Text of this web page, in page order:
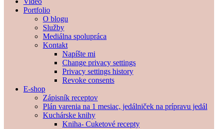
Portfolio
O blogu
Služby
Mediálna spolupráca
Kontakt
Napíšte mi
Change privacy settings
Privacy settings history
Revoke consents
E-shop
Zápisník receptov
Plán varenia na 1 mesiac, jedálniček na prípravu jedál
Kuchárske knihy
Kniha- Cuketové recepty